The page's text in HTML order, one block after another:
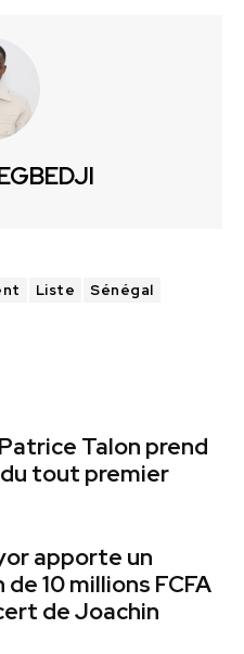
Liste Sénégal
Talon prend
tout premier
apporte un
10 millions FCFA
de Joachin